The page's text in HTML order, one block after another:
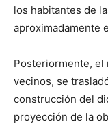
los habitantes de
aproximadamente
Posteriormente, el
vecinos, se
construcción del
proyección de la